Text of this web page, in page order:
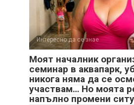
Интересно да се знае
Моят началник
семинар в аквапарк,
никога няма да се
участвам… Но моята
напълно промени